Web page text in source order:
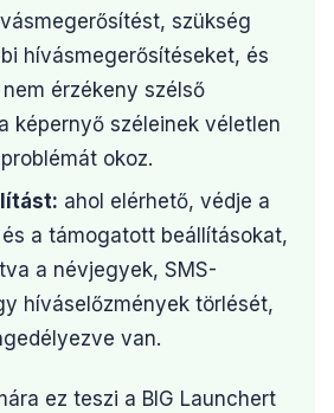
szükség
hívásmegerősítéseket, és
érzékeny szélső
képernyő széleinek véletlen
okoz.
ahol elérhető, védje a
a támogatott beállításokat,
a névjegyek, SMS-
híváselőzmények törlését,
van.
ez teszi a BIG Launchert